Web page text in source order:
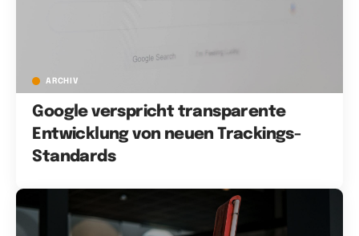
ARCHIV
Google verspricht transparente
Entwicklung von neuen Trackings-
Standards